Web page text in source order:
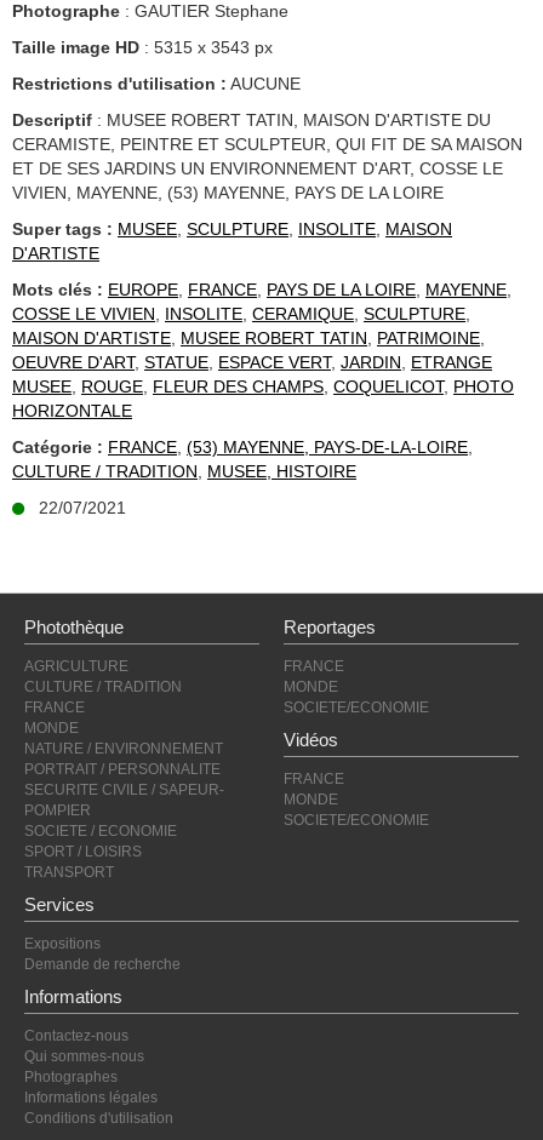
Photographe : GAUTIER Stephane
Taille image HD : 5315 x 3543 px
Restrictions d'utilisation : AUCUNE
Descriptif : MUSEE ROBERT TATIN, MAISON D'ARTISTE DU
CERAMISTE, PEINTRE ET SCULPTEUR, QUI FIT DE SA MAISON
ET DE SES JARDINS UN ENVIRONNEMENT D'ART, COSSE LE
VIVIEN, MAYENNE, (53) MAYENNE, PAYS DE LA LOIRE
Super tags : MUSEE, SCULPTURE, INSOLITE, MAISON
D'ARTISTE
Mots clés : EUROPE, FRANCE, PAYS DE LA LOIRE, MAYENNE,
COSSE LE VIVIEN, INSOLITE, CERAMIQUE, SCULPTURE,
MAISON D'ARTISTE, MUSEE ROBERT TATIN, PATRIMOINE,
OEUVRE D'ART, STATUE, ESPACE VERT, JARDIN, ETRANGE
MUSEE, ROUGE, FLEUR DES CHAMPS, COQUELICOT, PHOTO
HORIZONTALE
Catégorie : FRANCE, (53) MAYENNE, PAYS-DE-LA-LOIRE,
CULTURE / TRADITION, MUSEE, HISTOIRE
22/07/2021
Photothèque
AGRICULTURE
CULTURE / TRADITION
FRANCE
MONDE
NATURE / ENVIRONNEMENT
PORTRAIT / PERSONNALITE
SECURITE CIVILE / SAPEUR-
POMPIER
SOCIETE / ECONOMIE
SPORT / LOISIRS
TRANSPORT
Reportages
FRANCE
MONDE
SOCIETE/ECONOMIE
Vidéos
FRANCE
MONDE
SOCIETE/ECONOMIE
Services
Expositions
Demande de recherche
Informations
Contactez-nous
Qui sommes-nous
Photographes
Informations légales
Conditions d'utilisation